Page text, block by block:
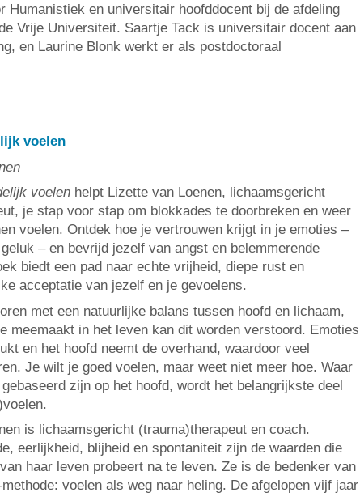
Humanistiek en universitair hoofddocent bij de afdeling
Vrije Universiteit. Saartje Tack is universitair docent aan
en Laurine Blonk werkt er als postdoctoraal
voelen
voelen helpt Lizette van Loenen, lichaamsgericht
je stap voor stap om blokkades te doorbreken en weer
voelen. Ontdek hoe je vertrouwen krijgt in je emoties –
– en bevrijd jezelf van angst en belemmerende
biedt een pad naar echte vrijheid, diepe rust en
acceptatie van jezelf en je gevoelens.
met een natuurlijke balans tussen hoofd en lichaam,
meemaakt in het leven kan dit worden verstoord. Emoties
en het hoofd neemt de overhand, waardoor veel
Je wilt je goed voelen, maar weet niet meer hoe. Waar
zijn op het hoofd, wordt het belangrijkste deel
is lichaamsgericht (trauma)therapeut en coach.
eerlijkheid, blijheid en spontaniteit zijn de waarden die
haar leven probeert na te leven. Ze is de bedenker van
voelen als weg naar heling. De afgelopen vijf jaar